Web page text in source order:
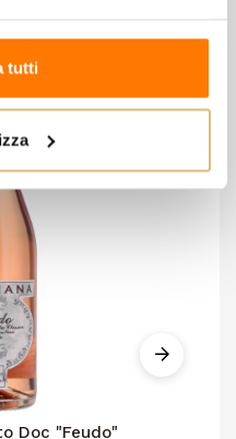
tutti
Doc "Feudo"